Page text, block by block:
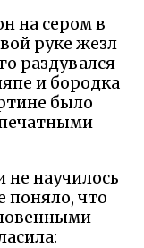
на сером в
руке жезл
раздувался
и бородка
было
научилось
поняло, что